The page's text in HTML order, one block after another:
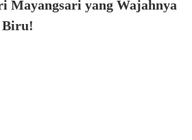
Mayangsari yang Wajahnya
Biru!